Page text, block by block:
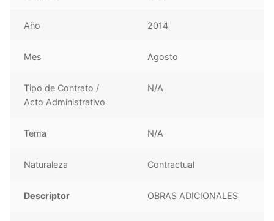
Año 2014
Mes Agosto
Tipo de Contrato /
Acto Administrativo
N/A
Tema N/A
Naturaleza Contractual
Descriptor OBRAS ADICIONALES